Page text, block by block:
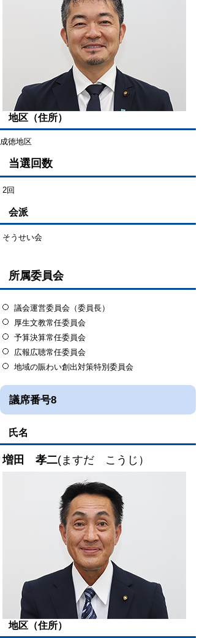
地区（住所）
成徳地区
当選回数
2回
会派
そうせい会
所属委員会
議会運営委員会（委員長）
厚生文教常任委員会
予算決算常任委員会
広報広聴常任委員会
地域の賑わい創出対策特別委員会
議席番号8
氏名
増田 孝二(ますだ こうじ）
地区（住所）